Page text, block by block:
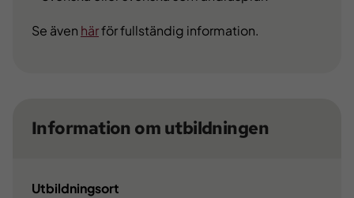
Se även härför fullständig information.
Information om utbildningen
Utbildningsort